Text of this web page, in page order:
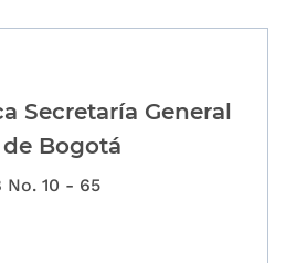
Secretaría General
Bogotá
No. 10 - 65